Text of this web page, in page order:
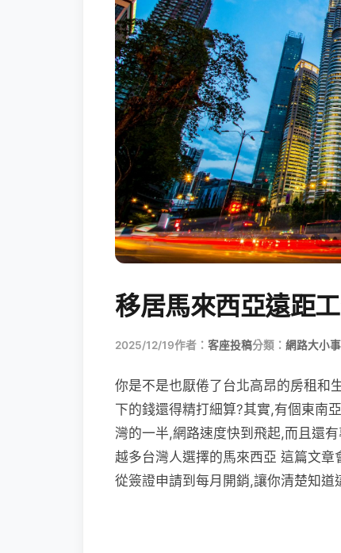
移居馬來西亞遠距
2025/12/19作者： 客座投稿分類： 網路大小事
你是不是也厭倦了台北高昂的房租和
下的錢還得精打細算?其實,有個東南
灣的一半,網路速度快到飛起,而且還
越多台灣人選擇的馬來西亞 這篇文
從簽證申請到每月開銷,讓你清楚知道